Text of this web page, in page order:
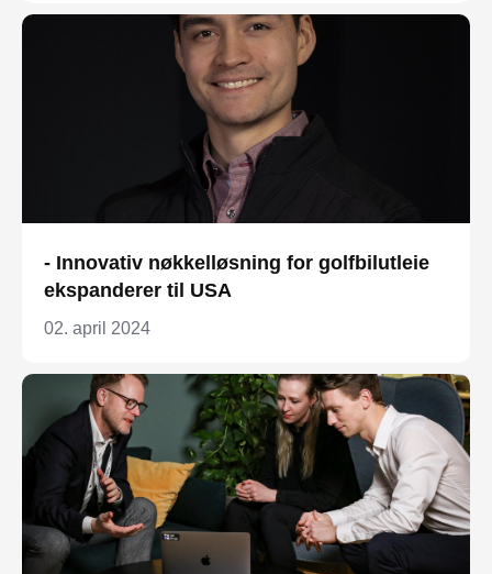
- Innovativ nøkkelløsning for golfbilutleie
ekspanderer til USA
02. april 2024